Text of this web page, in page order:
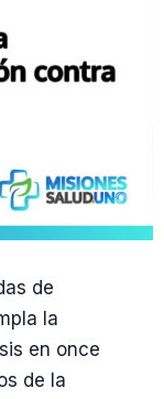
de
la
en once
de la